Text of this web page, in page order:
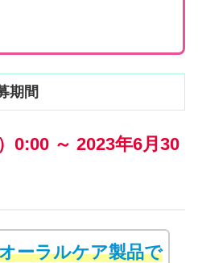
期間
0:00 ～ 2023年6月30
ーラルケア製品で